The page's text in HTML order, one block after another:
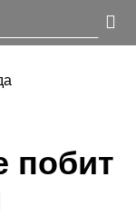
побит